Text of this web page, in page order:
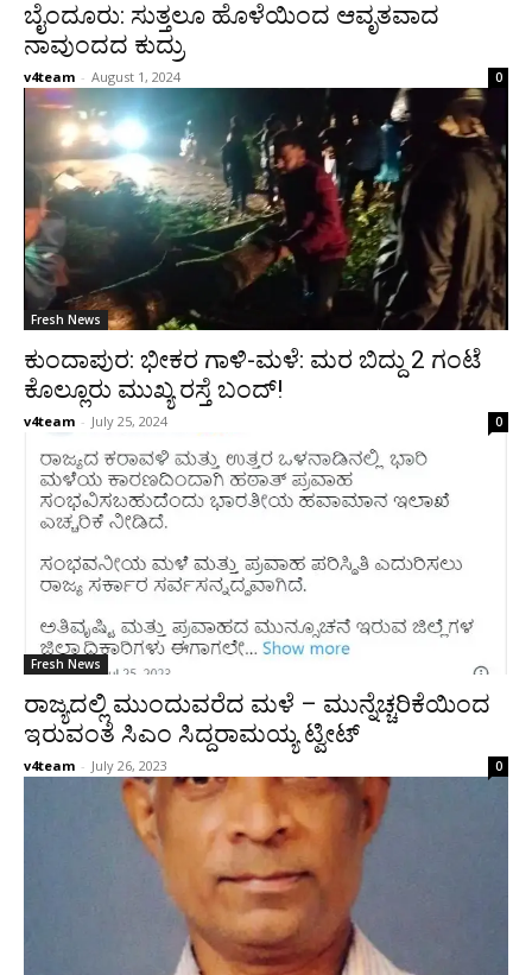
ಬೈಂದೂರು: ಸುತ್ತಲೂ ಹೊಳೆಯಿಂದ ಆವೃತವಾದ
ನಾವುಂದದ ಕುದ್ರು
v4team - August 1, 2024 0
Fresh News
ಕುಂದಾಪುರ: ಭೀಕರ ಗಾಳಿ-ಮಳೆ: ಮರ ಬಿದ್ದು 2 ಗಂಟೆ
ಕೊಲ್ಲೂರು ಮುಖ್ಯ ರಸ್ತೆ ಬಂದ್!
v4team - July 25, 2024 0
Fresh News
ರಾಜ್ಯದಲ್ಲಿ ಮುಂದುವರೆದ ಮಳೆ – ಮುನ್ನೆಚ್ಚರಿಕೆಯಿಂದ
ಇರುವಂತೆ ಸಿಎಂ ಸಿದ್ದರಾಮಯ್ಯ ಟ್ವೀಟ್
v4team - July 26, 2023 0